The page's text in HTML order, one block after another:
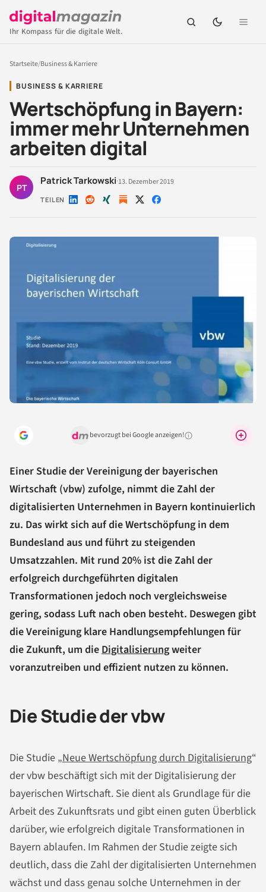
Ihr Kompass für die digitale Welt.
Startseite/Business & Karriere
BUSINESS & KARRIERE
Wertschöpfung in Bayern:
immer mehr Unternehmen
arbeiten digital
PT
Patrick Tarkowski·13. Dezember 2019
TEILEN Auf Auf Auf Auf Auf
bevorzugt bei Google anzeigen!Warum lohnt sich das?
Einer Studie der Vereinigung der bayerischen
Wirtschaft (vbw) zufolge, nimmt die Zahl der
digitalisierten Unternehmen in Bayern kontinuierlich
zu. Das wirkt sich auf die Wertschöpfung in dem
Bundesland aus und führt zu steigenden
Umsatzzahlen. Mit rund 20% ist die Zahl der
erfolgreich durchgeführten digitalen
Transformationen jedoch noch vergleichsweise
gering, sodass Luft nach oben besteht. Deswegen gibt
die Vereinigung klare Handlungsempfehlungen für
die Zukunft, um dieDigitalisierungweiter
voranzutreiben und effizient nutzen zu können.
Die Studie der vbw
Die Studie „Neue Wertschöpfung durch Digitalisierung“
der vbw beschäftigt sich mit der Digitalisierung der
bayerischen Wirtschaft. Sie dient als Grundlage für die
Arbeit des Zukunftsrats und gibt einen guten Überblick
darüber, wie erfolgreich digitale Transformationen in
Bayern ablaufen. Im Rahmen der Studie zeigte sich
deutlich, dass die Zahl der digitalisierten Unternehmen
wächst und dass genau solche Unternehmen in der